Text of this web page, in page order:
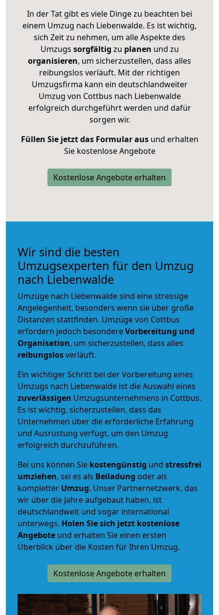
In der Tat gibt es viele Dinge zu beachten bei
einem Umzug nach Liebenwalde. Es ist wichtig,
sich Zeit zu nehmen, um alle Aspekte des
Umzugs sorgfältig zu planen und zu
organisieren, um sicherzustellen, dass alles
reibungslos verläuft. Mit der richtigen
Umzugsfirma kann ein deutschlandweiter
Umzug von Cottbus nach Liebenwalde
erfolgreich durchgeführt werden und dafür
sorgen wir.
Füllen Sie jetzt das Formular ausund erhalten
Sie kostenlose Angebote
Kostenlose Angebote erhalten
Wir sind die besten
Umzugsexperten für den Umzug
nach Liebenwalde
Umzüge nach Liebenwalde sind eine stressige
Angelegenheit, besonders wenn sie über große
Distanzen stattfinden. Umzüge von Cottbus
erfordern jedoch besondereVorbereitung und
Organisation, um sicherzustellen, dass alles
reibungslosverläuft.
Ein wichtiger Schritt bei der Vorbereitung eines
Umzugs nach Liebenwalde ist die Auswahl eines
zuverlässigen Umzugsunternehmens in Cottbus.
Es ist wichtig, sicherzustellen, dass das
Unternehmen über die erforderliche Erfahrung
und Ausrüstung verfügt, um den Umzug
erfolgreich durchzuführen.
Bei uns können Sie kostengünstig und stressfrei
umziehen, sei es als Beiladung oder als
kompletter Umzug. Unser Partnernetzwerk, das
wir über die Jahre aufgebaut haben, ist
deutschlandweit und sogar international
unterwegs. Holen Sie sich jetzt kostenlose
Angebote und erhalten Sie einen ersten
Überblick über die Kosten für Ihren Umzug.
Kostenlose Angebote erhalten